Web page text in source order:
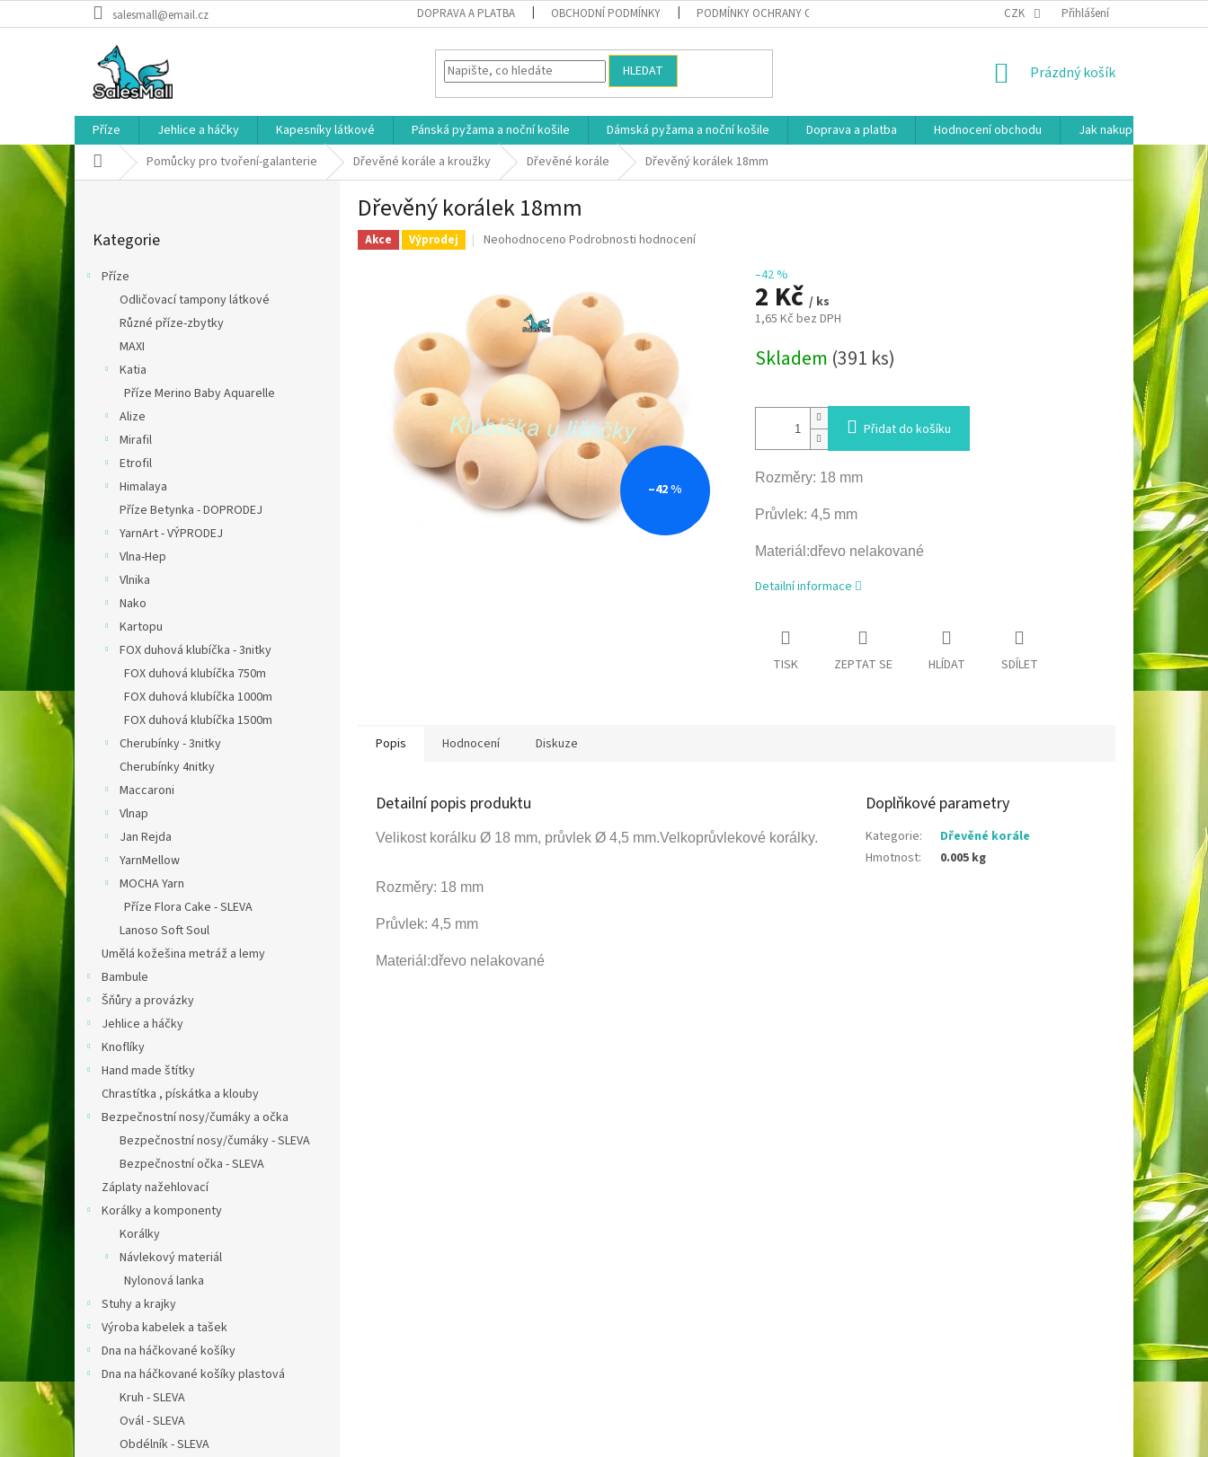
na
salesmall@email.cz DOPRAVA A PLATBA OBCHODNÍ PODMÍNKY PODMÍNKY OCHRANY OSOBNÍCH ÚDAJŮ HODNOCENÍ OBCHODU MOJE OBJEDNÁVKA
CZK Přihlášení
HLEDAT
NÁKUPNÍ
Prázdný košík
Příze Jehlice a háčky Kapesníky látkové Pánská pyžama a noční košile Dámská pyžama a noční košile Doprava a platba Hodnocení obchodu Jak nakupovat
Domů Pomůcky pro tvoření-galanterie Dřevěné korále a kroužky Dřevěné korále Dřevěný korálek 18mm
kategorie
Kategorie
Příze
Odličovací tampony látkové
Různé příze-zbytky
MAXI
Katia
Příze Merino Baby Aquarelle
Alize
Mirafil
Etrofil
Himalaya
Příze Betynka - DOPRODEJ
YarnArt - VÝPRODEJ
Vlna-Hep
Vlnika
Nako
Kartopu
FOX duhová klubíčka - 3nitky
FOX duhová klubíčka 750m
FOX duhová klubíčka 1000m
FOX duhová klubíčka 1500m
Cherubínky - 3nitky
Cherubínky 4nitky
Maccaroni
Vlnap
Jan Rejda
YarnMellow
MOCHA Yarn
Příze Flora Cake - SLEVA
Lanoso Soft Soul
Umělá kožešina metráž a lemy
Bambule
Šňůry a provázky
Jehlice a háčky
Knoflíky
Hand made štítky
Chrastítka , pískátka a klouby
Bezpečnostní nosy/čumáky a očka
Bezpečnostní nosy/čumáky - SLEVA
Bezpečnostní očka - SLEVA
Záplaty nažehlovací
Korálky a komponenty
Korálky
Návlekový materiál
Nylonová lanka
Stuhy a krajky
Výroba kabelek a tašek
Dna na háčkované košíky
Dna na háčkované košíky plastová
Kruh - SLEVA
Ovál - SLEVA
Obdélník - SLEVA
Dřevěný korálek 18mm
Akce Výprodej
Průměrné
0,0
hvězdiček.
Neohodnoceno Podrobnosti hodnocení
–42 %
–42 %
2 Kč / ks
1,65 Kč bez DPH
cena:
Skladem (391 ks)
Přidat do košíku
Rozměry: 18 mm
Průvlek: 4,5 mm
Materiál:dřevo nelakované
Detailní informace
TISK ZEPTAT SE HLÍDAT SDÍLET
Popis Hodnocení Diskuze
Detailní popis produktu
Velikost korálku Ø 18 mm, průvlek Ø 4,5 mm.Velkoprůvlekové korálky.
Rozměry: 18 mm
Průvlek: 4,5 mm
Materiál:dřevo nelakované
Doplňkové parametry
Kategorie:
Dřevěné korále
Hmotnost: 0.005 kg